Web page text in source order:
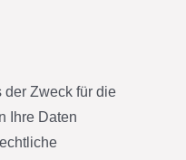
Zweck für die
Ihre Daten